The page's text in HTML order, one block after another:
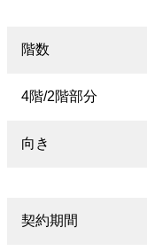
階数
4階/2階部分
向き
契約期間